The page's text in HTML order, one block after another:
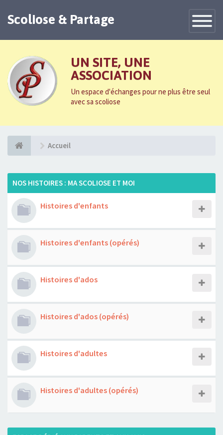
Toggle
Scoliose & Partage
UN SITE, UNE
ASSOCIATION
Un espace d'échanges pour ne plus être seul
avec sa scoliose
Accueil
NOS HISTOIRES : MA SCOLIOSE ET MOI
Histoires d'enfants
Histoires d'enfants (opérés)
Histoires d'ados
Histoires d'ados (opérés)
Histoires d'adultes
Histoires d'adultes (opérés)